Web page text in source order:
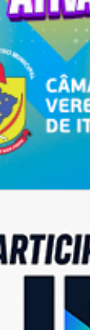
oficinas